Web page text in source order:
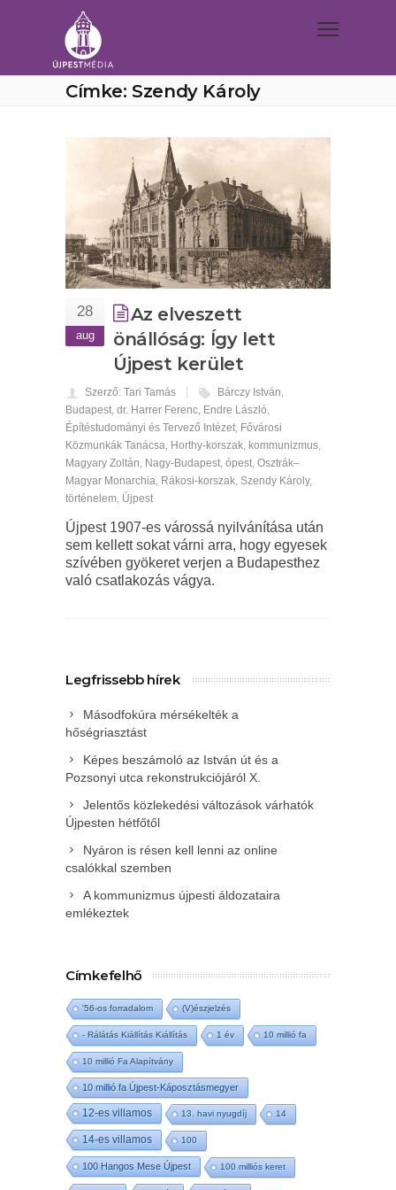
Címke: Szendy Károly
28
aug
Az elveszett
önállóság: Így lett
Újpest kerület
Szerző: Tari Tamás Bárczy István,
Budapest, dr. Harrer Ferenc, Endre László,
Építéstudományi és Tervező Intézet, Fővárosi
Közmunkák Tanácsa, Horthy-korszak, kommunizmus,
Magyary Zoltán, Nagy-Budapest, ópest, Osztrák–
Magyar Monarchia, Rákosi-korszak, Szendy Károly,
történelem, Újpest
Újpest 1907-es várossá nyilvánítása után
sem kellett sokat várni arra, hogy egyesek
szívében gyökeret verjen a Budapesthez
való csatlakozás vágya.
Legfrissebb hírek
Másodfokúra mérsékelték a
hőségriasztást
Képes beszámoló az István út és a
Pozsonyi utca rekonstrukciójáról X.
Jelentős közlekedési változások várhatók
Újpesten hétfőtől
Nyáron is résen kell lenni az online
csalókkal szemben
A kommunizmus újpesti áldozataira
emlékeztek
Címkefelhő
'56-os forradalom (V)észjelzés
- Rálátás Kiállítás Kiállítás 1 év 10 millió fa
10 millió Fa Alapítvány
10 millió fa Újpest-Káposztásmegyer
12-es villamos 13. havi nyugdíj 14
14-es villamos 100
100 Hangos Mese Újpest 100 milliós keret